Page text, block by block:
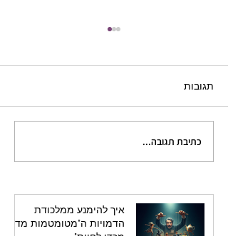
הגיבור ככדור ביליארד: איך
להפיח חיים בדמויות המשנה
תגובות
כתיבת תגובה...
איך להימנע ממלכודת
הדמויות ה"מטומטמות מדי